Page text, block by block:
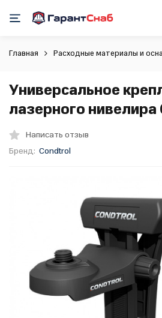
Главная Расходные материалы и
Универсальное
лазерного
Написать отзыв
Бренд: Condtrol